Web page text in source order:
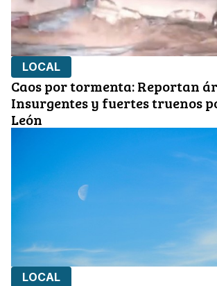
LOCAL
Caos por tormenta: Reportan
Insurgentes y fuertes truenos
León
LOCAL